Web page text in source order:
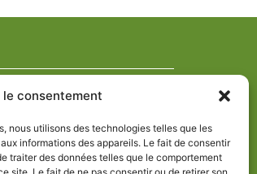
le consentement
nous utilisons des technologies telles que les
informations des appareils. Le fait de consentir
traiter des données telles que le comportement
confidentialité
cookies (UE)